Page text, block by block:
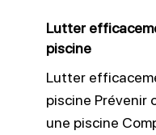
Lutter
piscine
Lutter
piscine Prévenir
une piscine